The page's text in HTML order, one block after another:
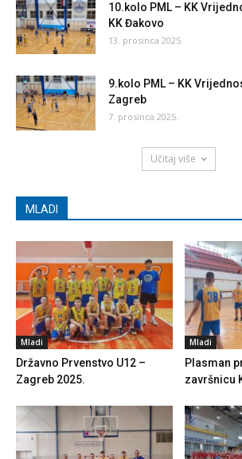
10.kolo PML – KK
KK Đakovo
13. prosinca 2025.
9.kolo PML – KK
Zagreb
7. prosinca 2025.
Učitaj više
MLADI
Mladi
Državno Prvenstvo U12 –
Zagreb 2025.
Mladi
Plasman
završnicu